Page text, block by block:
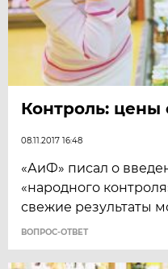
Контроль: цены
08.11.2017 16:48
«АиФ» писал о
«народного
свежие результаты
ВОПРОС-ОТВЕТ